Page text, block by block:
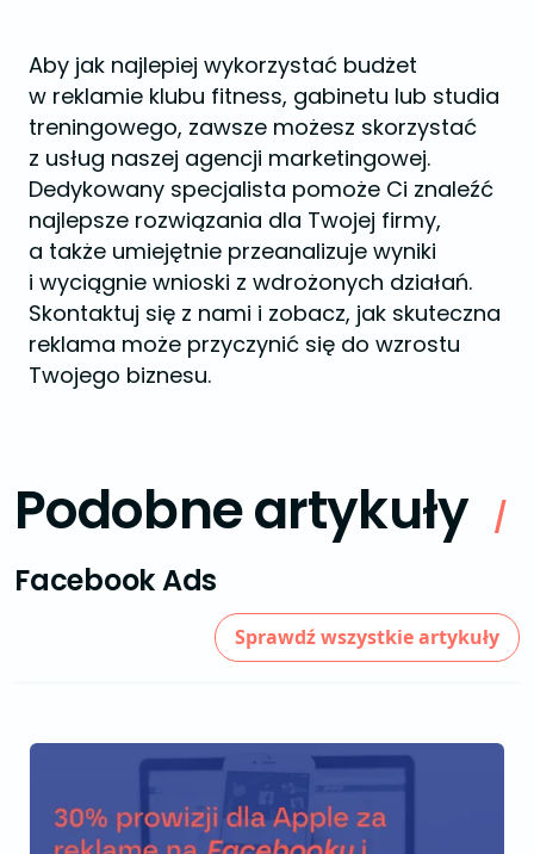
Aby jak najlepiej wykorzystać budżet
w reklamie klubu fitness, gabinetu lub studia
treningowego, zawsze możesz skorzystać
z usług naszej agencji marketingowej.
Dedykowany specjalista pomoże Ci znaleźć
najlepsze rozwiązania dla Twojej firmy,
a także umiejętnie przeanalizuje wyniki
i wyciągnie wnioski z wdrożonych działań.
Skontaktuj się z nami i zobacz, jak skuteczna
reklama może przyczynić się do wzrostu
Twojego biznesu.
Podobne artykuły
/
Facebook Ads
Sprawdź wszystkie artykuły